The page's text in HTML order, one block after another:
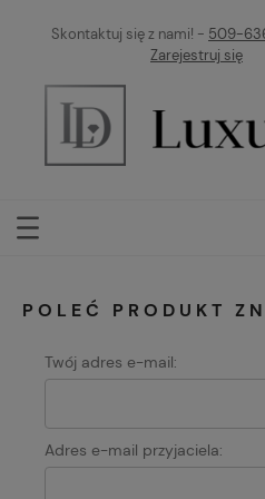
Skontaktuj się z nami! - 509-
Zarejestruj się
POLEĆ PRODUKT
Twój adres e-mail:
Adres e-mail przyjaciela: